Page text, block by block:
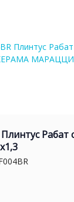
Плинтус